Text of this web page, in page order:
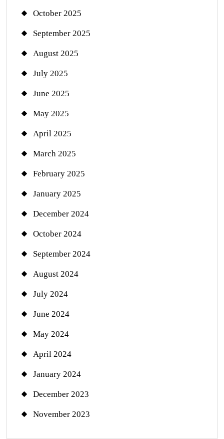
October 2025
September 2025
August 2025
July 2025
June 2025
May 2025
April 2025
March 2025
February 2025
January 2025
December 2024
October 2024
September 2024
August 2024
July 2024
June 2024
May 2024
April 2024
January 2024
December 2023
November 2023